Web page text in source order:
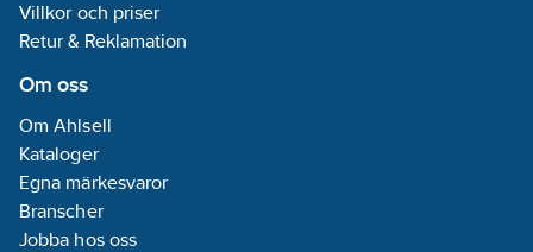
Villkor och priser
Retur & Reklamation
Om oss
Om Ahlsell
Kataloger
Egna märkesvaror
Branscher
Jobba hos oss